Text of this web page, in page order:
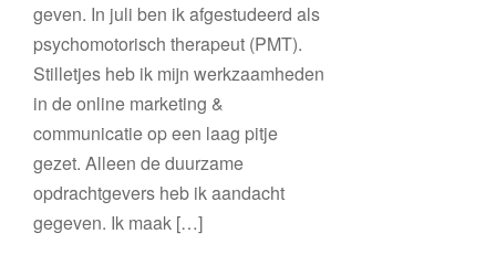
geven. In juli ben ik afgestudeerd als
psychomotorisch therapeut (PMT).
Stilletjes heb ik mijn werkzaamheden
in de online marketing &
communicatie op een laag pitje
gezet. Alleen de duurzame
opdrachtgevers heb ik aandacht
gegeven. Ik maak […]